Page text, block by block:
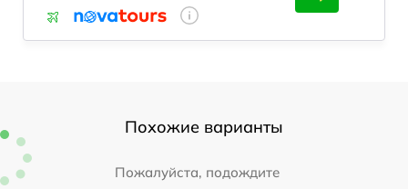
Похожие варианты
Пожалуйста, подождите